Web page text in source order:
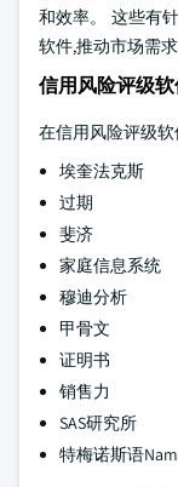
和效率。 这些有
软件,推动市场需求
信用风险评级
在信用风险评级
埃奎法克斯
过期
斐济
家庭信息系统
穆迪分析
甲骨文
证明书
销售力
SAS研究所
特梅诺斯语